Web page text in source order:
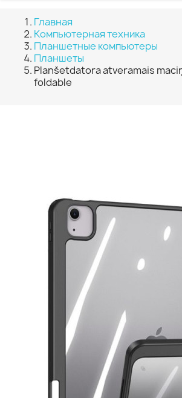
Главная
Компьютерная техника
Планшетные компьютеры
Планшеты
Planšetdatora atveramais
foldable